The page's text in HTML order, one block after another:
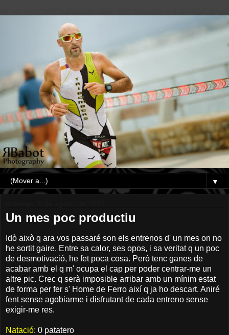
▼
Un mes poc productiu
Idò això q ara vos passaré son els entrenos d' un mes on no
he sortit gaire. Entre sa calor, ses opos, i sa veritat q un poc
de desmotivació, he fet poca cosa. Però tenc ganes de
acabar amb el q m' ocupa el cap per poder centrar-me un
altre pic. Crec q serà imposible arribar amb un mínim estat
de forma per fer s' Home de Ferro així q ja ho descart. Aniré
fent sense agobiarme i disfrutant de cada entreno sense
exigir-me res.
Natació: 0 patatero